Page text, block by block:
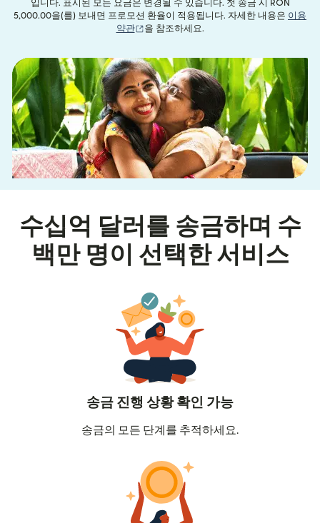
입니다. 표시된 모든 요금은 변경될 수 있습니다. 첫 송금 시 RON
5,000.00을(를) 보내면 프로모션 환율이 적용됩니다. 자세한 내용은 이용
약관
(새 창에서 열림)
을 참조하세요.
수십억 달러를 송금하며 수
백만 명이 선택한 서비스
송금 진행 상황 확인 가능
송금의 모든 단계를 추적하세요.